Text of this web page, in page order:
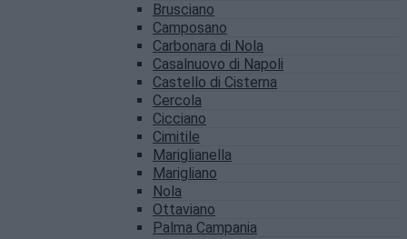
Brusciano
Camposano
Carbonara di Nola
Casalnuovo di Napoli
Castello di Cisterna
Cercola
Cicciano
Cimitile
Mariglianella
Marigliano
Nola
Ottaviano
Palma Campania